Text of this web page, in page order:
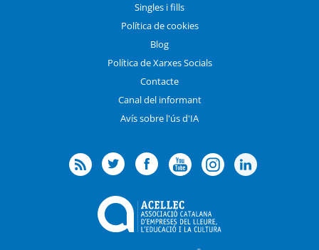
Singles i fills
Política de cookies
Blog
Política de Xarxes Socials
Contacte
Canal del informant
Avís sobre l'ús d'IA